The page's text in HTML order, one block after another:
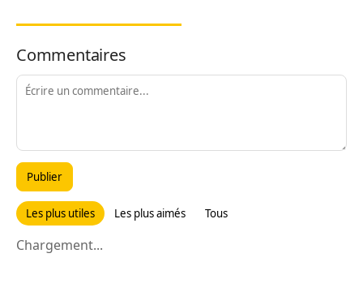
Commentaires
Publier
Les plus utiles Les plus aimés Tous
Chargement...